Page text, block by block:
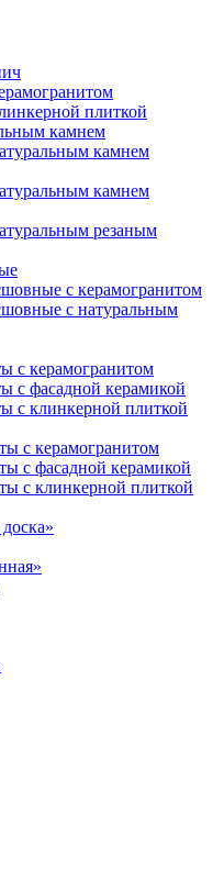
плиткой
камнем
камнем
камнем
резаным
с керамогранитом
с натуральным
с керамогранитом
с фасадной керамикой
с клинкерной плиткой
с керамогранитом
с фасадной керамикой
с клинкерной плиткой